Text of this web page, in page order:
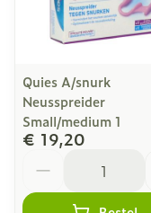
Quies A/snurk
Neusspreider
Small/medium 1
€ 19,20